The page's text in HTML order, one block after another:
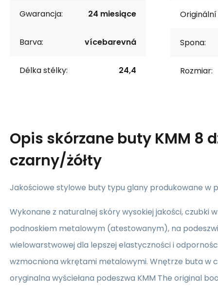
Gwarancja: 24 miesiące
Barva: vícebarevná
Délka stélky: 24,4
Spona:
Rozmiar:
Opis skórzane buty KMM 8
czarny/żółty
Jakościowe stylowe buty typu glany produkowane w
Wykonane z naturalnej skóry wysokiej jakości, czubki
podnoskiem metalowym (atestowanym), na
wielowarstwowej dla lepszej elastyczności i
wzmocniona wkrętami metalowymi. Wnętrze buta w
oryginalna wyściełana podeszwa KMM The original